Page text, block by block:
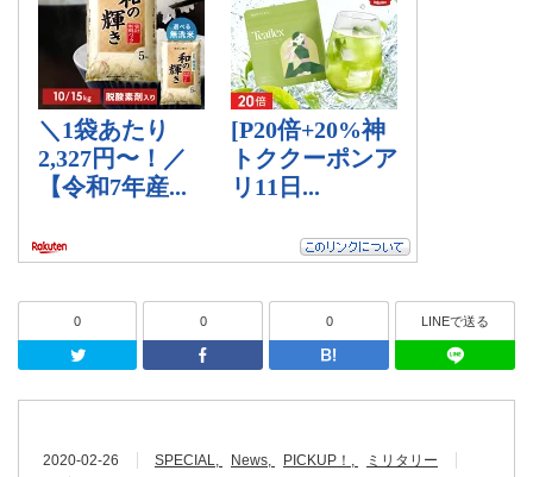
0
Twitter
0
Facebook
0
はてなブッ
LINEで送る
2020-02-26 SPECIAL News PICKUP！
ミリタリー